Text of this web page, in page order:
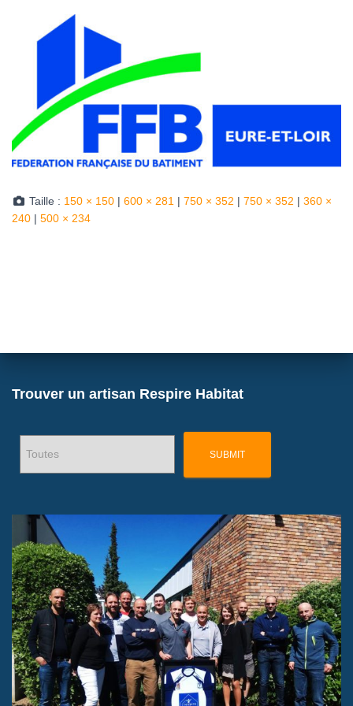
Taille : 150 × 150 | 600 × 281 | 750 × 352 | 750 × 352 | 360 ×
240 | 500 × 234
Trouver un artisan Respire Habitat